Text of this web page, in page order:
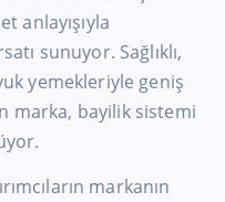
anlayışıyla
sunuyor. Sağlıklı,
yemekleriyle geniş
marka, bayilik sistemi
markanın